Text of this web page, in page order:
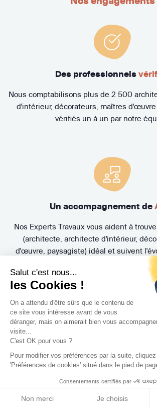
Salut c'est nous...
les Cookies !
On a attendu d'être sûrs que le contenu de
ce site vous intéresse avant de vous
déranger, mais on aimerait bien vous
visite...
C'est OK pour vous ?
Pour modifier vos préférences par la suite,
'Préférences de cookies' situé dans le pied de
Consentements certifiés par
Non merci Je choisis
Des professionnels
Nous comptabilisons plus de 2 500
d'intérieur, décorateurs, maîtres
vérifiés un à un par notre
Un accompagnement de
Nos Experts Travaux vous aident à
(architecte, architecte d'intérieur,
d'œuvre, paysagiste) idéal et suivent
projet. Bénéficiez également de la
Travaux MMA offerte et de
Pas de mauvaise surprise. Rencontrez